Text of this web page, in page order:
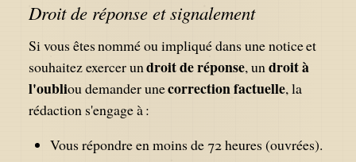
Droit de réponse et signalement
Si vous êtes nommé ou impliqué dans une notice et
souhaitez exercer undroit de réponse, un droit à
l'oubliou demander unecorrection factuelle, la
rédaction s'engage à :
Vous répondre en moins de 72 heures (ouvrées).